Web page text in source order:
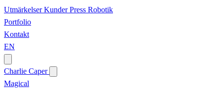
UtmärkelserKunderPress Robotik
Portfolio
Kontakt
EN
Charlie Caper
Magical